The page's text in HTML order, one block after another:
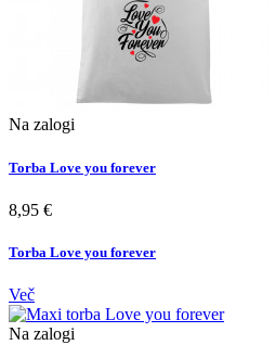
Na zalogi
Torba Love you forever
8,95 €
Torba Love you forever
Več
Na zalogi